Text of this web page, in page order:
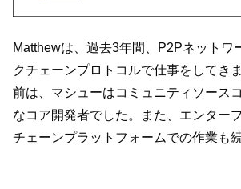
Matthewは、過去3年間、P2Pネットワ
クチェーンプロトコルで仕事をしてき
前は、マシューはコミュニティソース
なコア開発者でした。また、エンター
チェーンプラットフォームでの作業も